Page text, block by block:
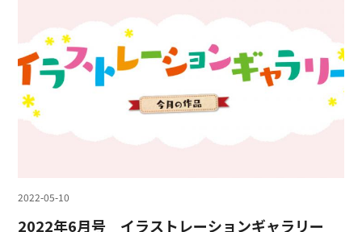
2022-05-10
2022年6月号 イラストレーションギャラリー